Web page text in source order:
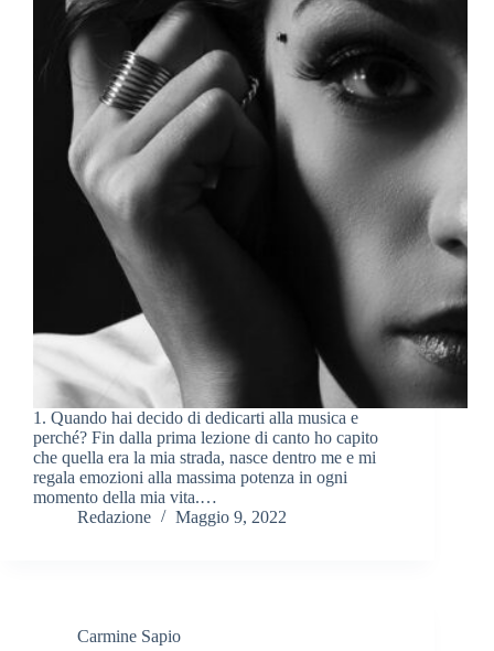
1. Quando hai decido di dedicarti alla musica e
perché? Fin dalla prima lezione di canto ho capito
che quella era la mia strada, nasce dentro me e mi
regala emozioni alla massima potenza in ogni
momento della mia vita.…
Redazione
Maggio 9, 2022
Carmine Sapio